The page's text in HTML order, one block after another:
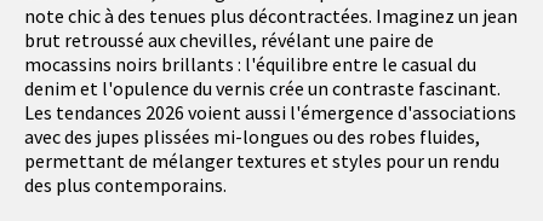
note chic à des tenues plus décontractées. Imaginez un jean
brut retroussé aux chevilles, révélant une paire de
mocassins noirs brillants : l'équilibre entre le casual du
denim et l'opulence du vernis crée un contraste fascinant.
Les tendances 2026 voient aussi l'émergence d'associations
avec des jupes plissées mi-longues ou des robes fluides,
permettant de mélanger textures et styles pour un rendu
des plus contemporains.